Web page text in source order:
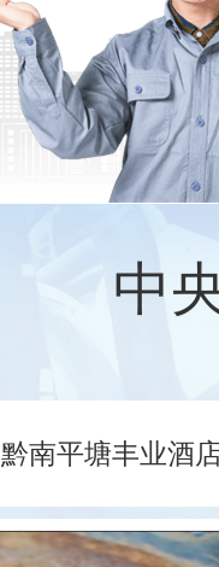
中
黔南平塘丰业酒